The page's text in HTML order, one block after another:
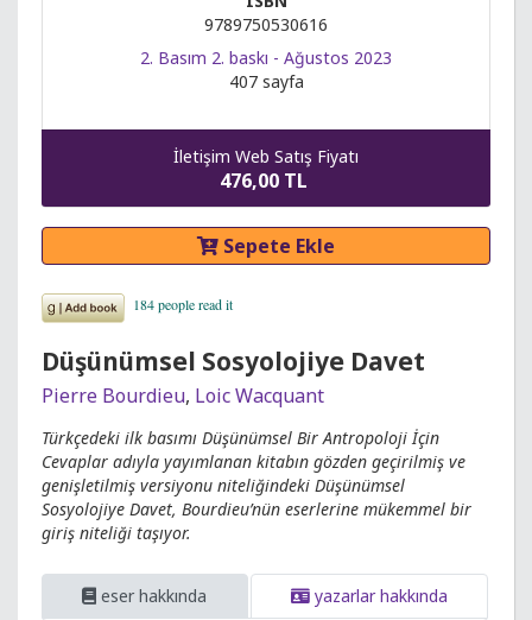
9789750530616
2. Basım 2. baskı - Ağustos 2023
407 sayfa
İletişim Web Satış Fiyatı
476,00 TL
Sepete Ekle
Düşünümsel Sosyolojiye Davet
Pierre Bourdieu, Loic Wacquant
Türkçedeki ilk basımı Düşünümsel Bir Antropoloji İçin
Cevaplar adıyla yayımlanan kitabın gözden geçirilmiş ve
genişletilmiş versiyonu niteliğindeki Düşünümsel
Sosyolojiye Davet, Bourdieu’nün eserlerine mükemmel bir
giriş niteliği taşıyor.
eser hakkında
yazarlar hakkında